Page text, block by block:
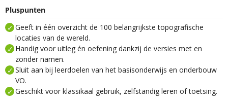
Pluspunten
Geeft in één overzicht de 100 belangrijkste topografische
locaties van de wereld.
Handig voor uitleg én oefening dankzij de versies met en
zonder namen.
Sluit aan bij leerdoelen van het basisonderwijs en onderbouw
VO.
Geschikt voor klassikaal gebruik, zelfstandig leren of toetsing.